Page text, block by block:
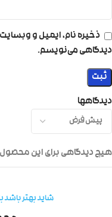
دیدگاهها
هیچ دیدگاهی برای این
ذخیره نام، ایمیل و
دیدگاهی می‌نویسم.
شاید بهتر باشد